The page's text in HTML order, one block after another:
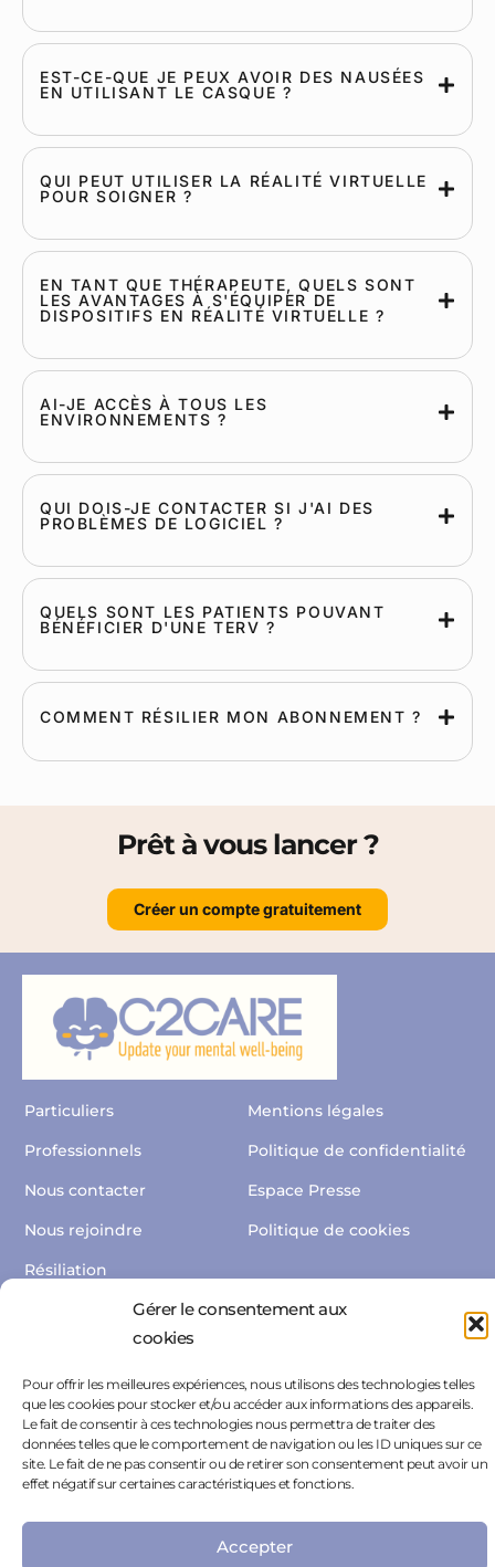
Gérer le consentement aux
cookies
Pour offrir les meilleures expériences, nous utilisons des technologies telles
que les cookies pour stocker et/ou accéder aux informations des appareils.
Le fait de consentir à ces technologies nous permettra de traiter des
données telles que le comportement de navigation ou les ID uniques sur ce
site. Le fait de ne pas consentir ou de retirer son consentement peut avoir un
effet négatif sur certaines caractéristiques et fonctions.
Accepter
EST-CE-QUE JE PEUX AVOIR DES NAUSÉES
EN UTILISANT LE CASQUE ?
QUI PEUT UTILISER LA RÉALITÉ VIRTUELLE
POUR SOIGNER ?
EN TANT QUE THÉRAPEUTE, QUELS SONT
LES AVANTAGES À S'ÉQUIPER DE
DISPOSITIFS EN RÉALITÉ VIRTUELLE ?
AI-JE ACCÈS À TOUS LES
ENVIRONNEMENTS ?
QUI DOIS-JE CONTACTER SI J'AI DES
PROBLÈMES DE LOGICIEL ?
QUELS SONT LES PATIENTS POUVANT
BÉNÉFICIER D'UNE TERV ?
COMMENT RÉSILIER MON ABONNEMENT ?
Prêt à vous lancer ?
Créer un compte gratuitement
Particuliers
Professionnels
Nous contacter
Nous rejoindre
Résiliation
Mentions légales
Politique de confidentialité
Espace Presse
Politique de cookies
C2CARE n’est pas un service d’urgence. En cas d’urgence appelez
le 112. En cas de risque suicidaire, le numéro national de prévention
du suicide est le 3114